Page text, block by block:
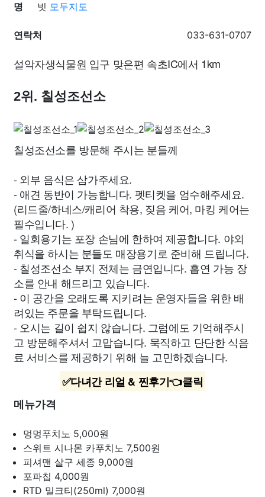
명
빗 모두지도
연락처 033-631-0707
설악자생식물원 입구 맞은편 속초IC에서 1km
2위. 칠성조선소
칠성조선소를 방문해 주시는 분들께
- 외부 음식은 삼가주세요.
- 애견 동반이 가능합니다. 펫티켓을 엄수해주세요.
(리드줄/하네스/캐리어 착용, 짖음 케어, 마킹 케어는
필수입니다. )
- 일회용기는 포장 손님에 한하여 제공합니다. 야외
취식을 하시는 분들도 매장용기로 준비해 드립니다.
- 칠성조선소 부지 전체는 금연입니다. 흡연 가능 장
소를 안내 해드리고 있습니다.
- 이 공간을 오래도록 지키려는 운영자들을 위한 배
려있는 주문을 부탁드립니다.
- 오시는 길이 쉽지 않습니다. 그럼에도 기억해주시
고 방문해주셔서 고맙습니다. 묵직하고 단단한 식음
료 서비스를 제공하기 위해 늘 고민하겠습니다.
✅다녀간 리얼 & 찐후기👈클릭
메뉴가격
멍멍푸치노 5,000원
스위트 시나몬 카푸치노 7,500원
피셔맨 살구 세종 9,000원
포파칩 4,000원
RTD 밀크티(250ml) 7,000원